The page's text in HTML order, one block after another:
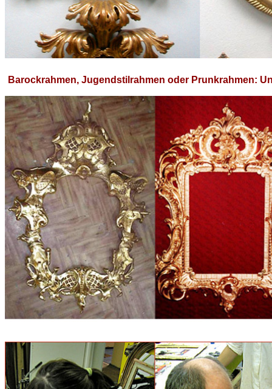
Barockrahmen, Jugendstilrahmen oder Prunkrahmen: